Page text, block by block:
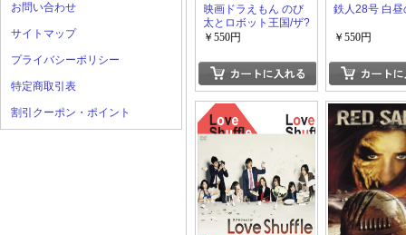
お問い合わせ
サイトマップ
プライバシーポリシー
特定商取引表
割引クーポン・ポイント
映画ドラえもん のび
太とロボット王国/ザ?
ドラえもんズ ゴール!
￥550円
鉄人28号 白
￥550円